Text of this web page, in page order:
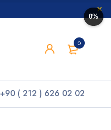
0
+90 ( 212 ) 626 02 02
0%